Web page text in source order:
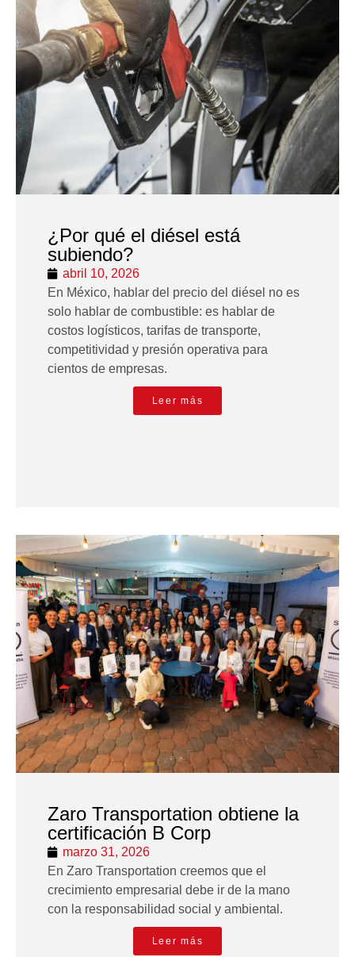
¿Por qué el diésel está
subiendo?
abril 10, 2026
En México, hablar del precio del diésel no es
solo hablar de combustible: es hablar de
costos logísticos, tarifas de transporte,
competitividad y presión operativa para
cientos de empresas.
Leer más
Zaro Transportation obtiene la
certificación B Corp
marzo 31, 2026
En Zaro Transportation creemos que el
crecimiento empresarial debe ir de la mano
con la responsabilidad social y ambiental.
Leer más